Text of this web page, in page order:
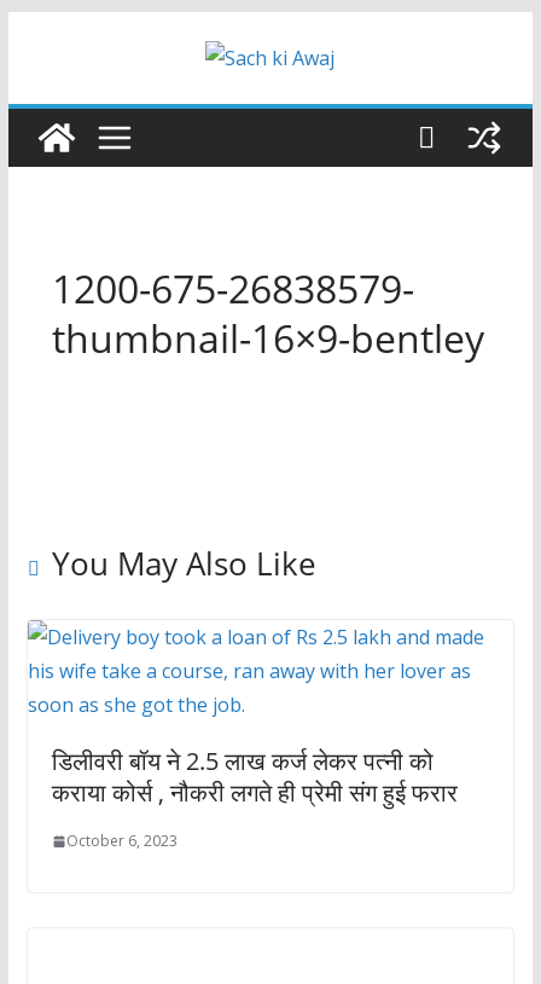
1200-675-26838579-
thumbnail-16×9-bentley
You May Also Like
डिलीवरी बॉय ने 2.5 लाख कर्ज लेकर पत्नी को
कराया कोर्स , नौकरी लगते ही प्रेमी संग हुई फरार
October 6, 2023